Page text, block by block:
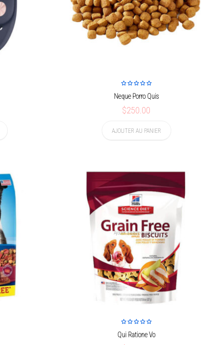
Neque Porro Quis
$250.00
AJOUTER AU PANIER
Ajouter à la liste de souhaits
Qui Ratione Vo